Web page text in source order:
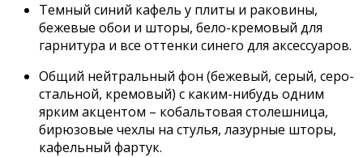
Темный синий кафель у плиты и раковины,
бежевые обои и шторы, бело-кремовый для
гарнитура и все оттенки синего для аксессуаров.
Общий нейтральный фон (бежевый, серый, серо-
стальной, кремовый) с каким-нибудь одним
ярким акцентом – кобальтовая столешница,
бирюзовые чехлы на стулья, лазурные шторы,
кафельный фартук.